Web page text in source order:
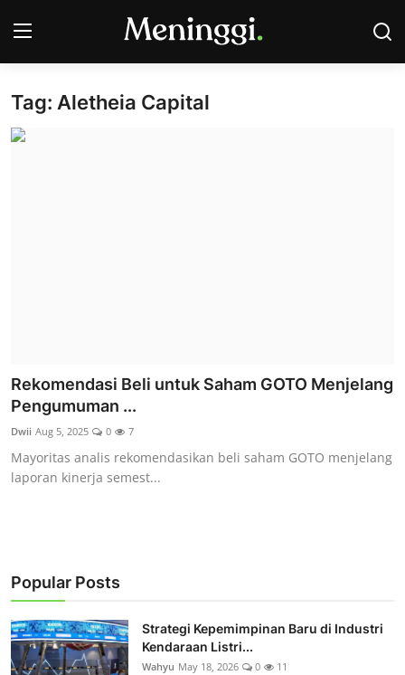
Contact
Obligasi & Reksadana
Rekomendasi
Tag: Aletheia Capital
Rekomendasi Beli untuk Saham GOTO Menjelang
Pengumuman ...
Dwii Aug 5, 2025 0 7
Mayoritas analis rekomendasikan beli saham GOTO menjelang
laporan kinerja semest...
Popular Posts
Strategi Kepemimpinan Baru di Industri
Kendaraan Listri...
Wahyu May 18, 2026 0 11